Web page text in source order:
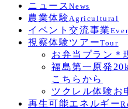
ニュースNews
農業体験Agricultural
イベント交流事業
視察体験ツアーTour
お弁当プラン＊
福島第一原発
こちらから
ツクレル体験お
再生可能エネルギー